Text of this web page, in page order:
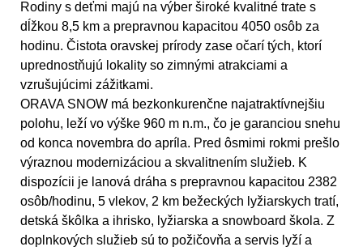
Rodiny s deťmi majú na výber široké kvalitné trate s
dĺžkou 8,5 km a prepravnou kapacitou 4050 osôb za
hodinu. Čistota oravskej prírody zase očarí tých, ktorí
uprednostňujú lokality so zimnými atrakciami a
vzrušujúcimi zážitkami.
ORAVA SNOW má bezkonkurenčne najatraktívnejšiu
polohu, leží vo výške 960 m n.m., čo je garanciou snehu
od konca novembra do apríla. Pred ôsmimi rokmi prešlo
výraznou modernizáciou a skvalitnením služieb. K
dispozícii je lanová dráha s prepravnou kapacitou 2382
osôb/hodinu, 5 vlekov, 2 km bežeckých lyžiarskych tratí,
detská škôlka a ihrisko, lyžiarska a snowboard škola. Z
doplnkových služieb sú to požičovňa a servis lyží a